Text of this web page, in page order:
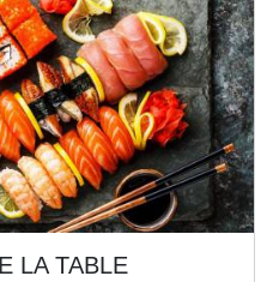
LA TABLE